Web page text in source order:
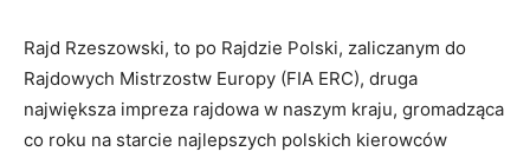
Rajd Rzeszowski, to po Rajdzie Polski, zaliczanym do
Rajdowych Mistrzostw Europy (FIA ERC), druga
największa impreza rajdowa w naszym kraju, gromadząca
co roku na starcie najlepszych polskich kierowców